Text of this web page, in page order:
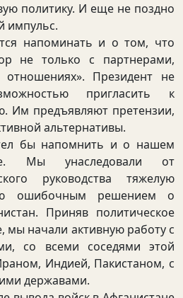
политику. И еще не поздно
импульс.
напоминать и о том, что
не только с партнерами,
Президент не
пригласить к
Им предъявляют претензии,
альтернативы.
бы напомнить и о нашем
Мы унаследовали от
руководства тяжелую
ошибочным решением о
Приняв политическое
мы начали активную работу с
со всеми соседями этой
Индией, Пакистаном, с
державами.